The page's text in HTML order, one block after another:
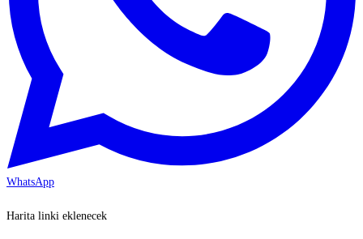
WhatsApp
Harita linki eklenecek